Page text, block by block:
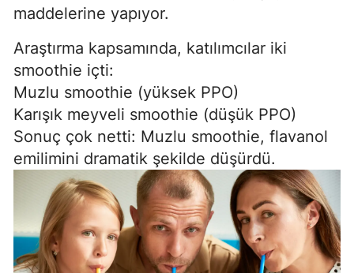
maddelerine yapıyor.
Araştırma kapsamında, katılımcılar iki
smoothie içti:
Muzlu smoothie (yüksek PPO)
Karışık meyveli smoothie (düşük PPO)
Sonuç çok netti: Muzlu smoothie, flavanol
emilimini dramatik şekilde düşürdü.